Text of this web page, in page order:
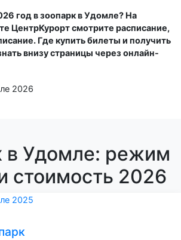
год в зоопарк в Удомле? На
ЦентрКурорт смотрите расписание,
Где купить билеты и получить
внизу страницы через онлайн-
в Удомле: режим
стоимость 2026